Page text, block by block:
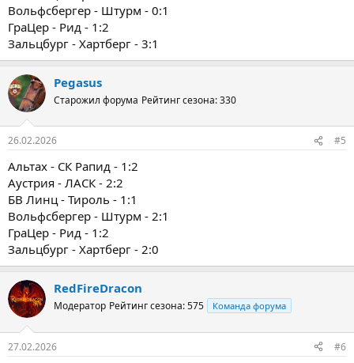
Вольфсбергер - Штурм - 0:1
ГраЦер - Рид - 1:2
Зальцбург - Хартберг - 3:1
Pegasus
Старожил форума Рейтинг сезона: 330
26.02.2026 #5
Альтах - СК Рапид - 1:2
Аустрия - ЛАСК - 2:2
БВ Линц - Тироль - 1:1
Вольфсбергер - Штурм - 2:1
ГраЦер - Рид - 1:2
Зальцбург - Хартберг - 2:0
RedFireDracon
Модератор Рейтинг сезона: 575 Команда форума
27.02.2026 #6